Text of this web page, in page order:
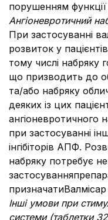
порушенням
Ангіоневротичний
При застосуванні
розвиток у
тому числі набряку
що призводить до
та/або набряку
деяких із цих
ангіоневротичного
при застосуванні
інгібіторів АПФ.
набряку потребує
Інші умови при
системи (таблетки